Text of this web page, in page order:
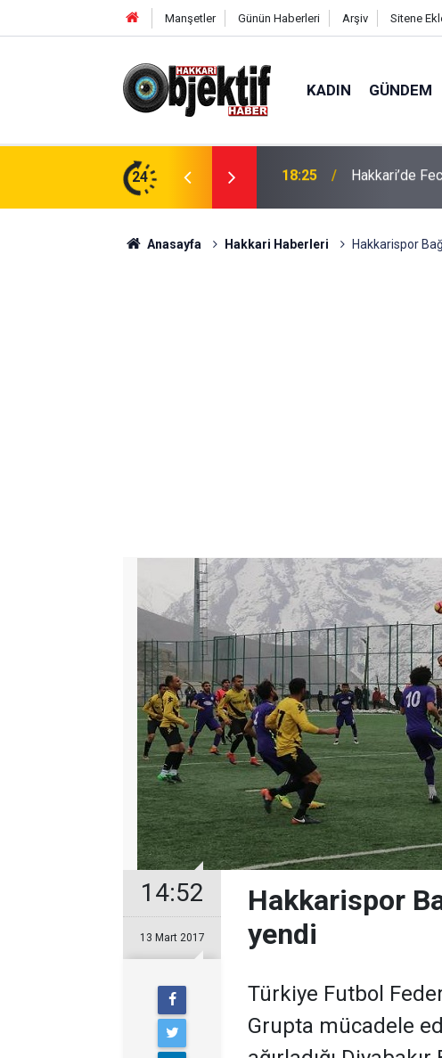
Manşetler Günün Haberleri Arşiv Sitene
KADIN GÜNDEM
24 11:12 Derecik'te 83
Anasayfa Hakkari Haberleri Hakkarispor
14:52
13 Mart 2017
Hakkarispor
yendi
Türkiye Futbol
Grupta mücadele